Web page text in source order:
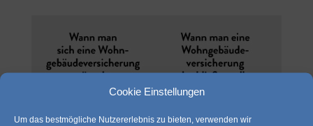
Cookie Einstellungen
Um das bestmögliche Nutzererlebnis zu bieten, verwenden wir